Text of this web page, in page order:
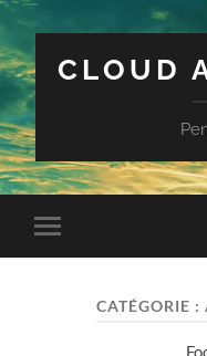
CLOUD
Toggle
mobile
CATÉGORIE :